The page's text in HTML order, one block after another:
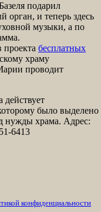
подарил
орган, и теперь здесь
музыки, а по
бесплатных
храму
проводит
было выделено
нужды храма. Адрес:
6413
конфиденциальности